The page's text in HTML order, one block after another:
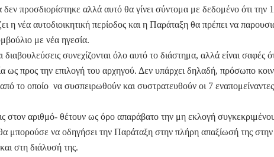
προσδιορίστηκε αλλά αυτό θα γίνει σύντομα με δεδομένο ότι την
η νέα αυτοδιοικητική περίοδος και η Παράταξη θα πρέπει να
με νέα ηγεσία.
διαβουλεύσεις συνεχίζονται όλο αυτό το διάστημα, αλλά είναι σαφές
ως προς την επιλογή του αρχηγού. Δεν υπάρχει δηλαδή, πρόσωπο
το οποίο να συσπειρωθούν και συστρατευθούν οι 7 εναπομείναντες
στον αριθμό- θέτουν ως όρο απαράβατο την μη εκλογή
μπορούσε να οδηγήσει την Παράταξη στην πλήρη απαξίωσή της στην
στη διάλυσή της.